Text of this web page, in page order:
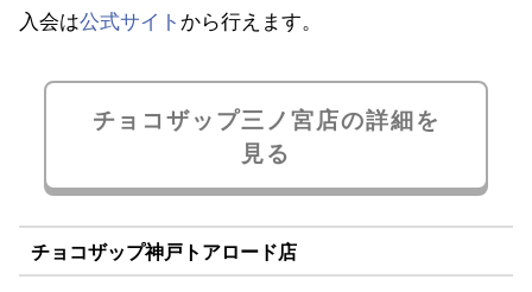
入会は公式サイト から行えます。
チョコザップ三ノ宮店の詳細を
見る
チョコザップ神戸トアロード店